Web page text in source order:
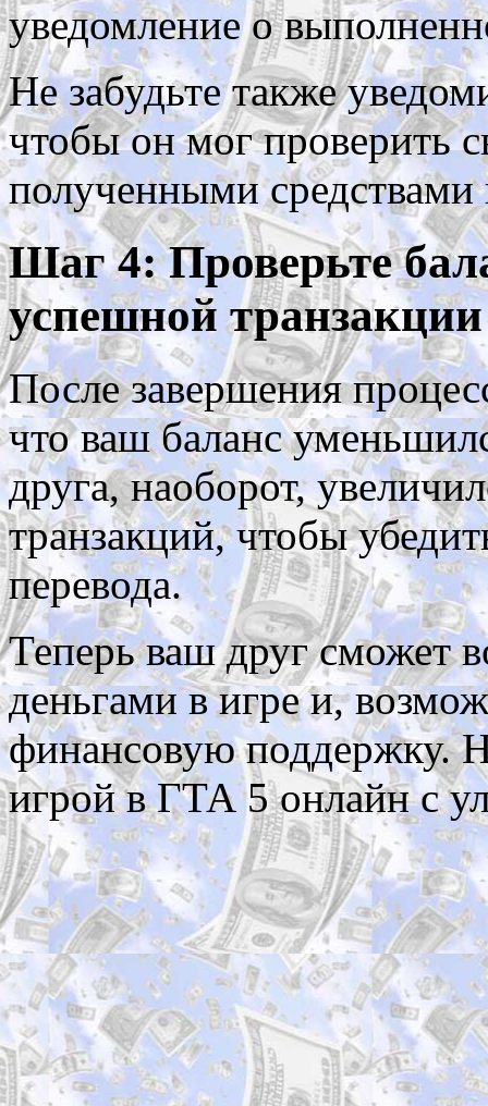
уведомление о
Не забудьте также
чтобы он мог проверить
полученными
Шаг 4: Проверьте
успешной транзакции
После завершения
что ваш баланс
друга, наоборот,
транзакций, чтобы
перевода.
Теперь ваш друг сможет
деньгами в игре и,
финансовую поддержку.
игрой в ГТА 5 онлайн с